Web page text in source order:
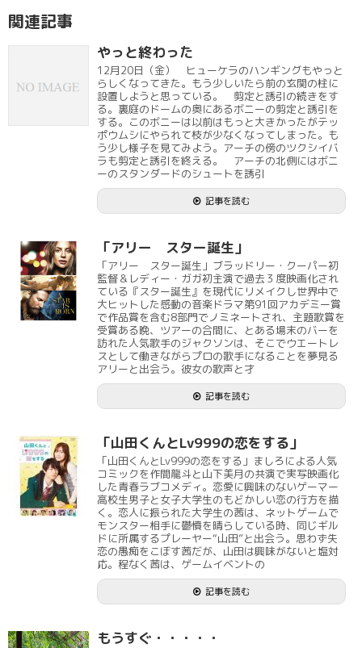
関連記事
やっと終わった
12月20日（金） ヒューケラのハンギングもやっと
らしくなってきた。もう少しいたら前の玄関の柱に
設置しようと思っている。 剪定と誘引の続きをす
る。裏庭のドームの奥にあるボニーの剪定と誘引を
する。このボニーは以前はもっと大きかったがテッ
ポウムシにやられて枝が少なくなってしまった。も
う少し様子を見てみよう。アーチの傍のツクシイバ
ラも剪定と誘引を終える。 アーチの北側にはボニ
ーのスタンダードのシュートを誘引
記事を読む
「アリー スター誕生」
「アリー スター誕生」ブラッドリー・クーパー初
監督＆レディー・ガガ初主演で過去３度映画化され
ている『スター誕生』を現代にリメイクし世界中で
大ヒットした感動の音楽ドラマ第91回アカデミー賞
で作品賞を含む8部門でノミネートされ、主題歌賞を
受賞ある晩、ツアーの合間に、とある場末のバーを
訪れた人気歌手のジャクソンは、そこでウエートレ
スとして働きながらプロの歌手になることを夢見る
アリーと出会う。彼女の歌声と才
記事を読む
「山田くんとLv999の恋をする」
「山田くんとLv999の恋をする」ましろによる人気
コミックを作間龍斗と山下美月の共演で実写映画化
した青春ラブコメディ。恋愛に興味のないゲーマー
高校生男子と女子大学生のもどかしい恋の行方を描
く。恋人に振られた大学生の茜は、ネットゲームで
モンスター相手に鬱憤を晴らしている時、同じギル
ドに所属するプレーヤー“山田”と出会う。思わず失
恋の愚痴をこぼす茜だが、山田は興味がないと塩対
応。程なく茜は、ゲームイベントの
記事を読む
もうすぐ・・・・・